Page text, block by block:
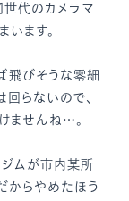
世代のカメラマ
ます。
飛びそうな零細
らないので、
ませんね…。
ジムが市内某所
からやめたほう